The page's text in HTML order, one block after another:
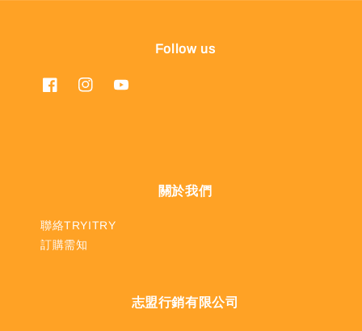
Follow us
關於我們
聯絡TRYITRY
訂購需知
志盟行銷有限公司